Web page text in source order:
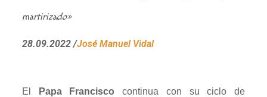
martirizado»
28.09.2022/José Manuel Vidal
El Papa Francisco continua con su ciclo de